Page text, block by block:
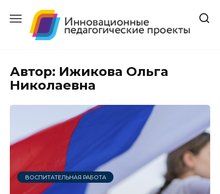
содержанию
Автор: Ижикова Ольга
Николаевна
ВОСПИТАТЕЛЬНАЯ РАБОТА